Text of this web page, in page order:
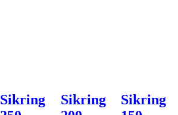
Sikring
Sikring
Sikring